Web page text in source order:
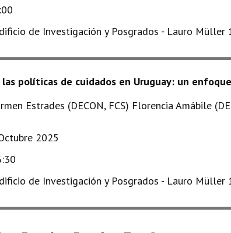
de Investigación y Posgrados - Lauro Müller
las políticas de cuidados en Uruguay: un
Estrades (DECON, FCS) Florencia Amábile
2025
de Investigación y Posgrados - Lauro Müller